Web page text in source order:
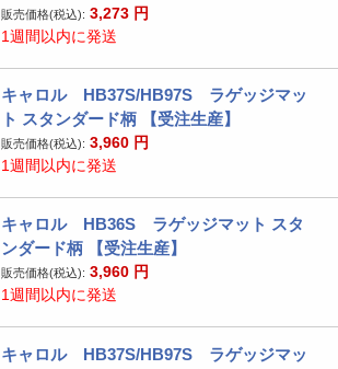
販売価格(税込): 3,273 円
1週間以内に発送
キャロル HB37S/HB97S ラゲッジマッ
ト スタンダード柄 【受注生産】
販売価格(税込): 3,960 円
1週間以内に発送
キャロル HB36S ラゲッジマット スタ
ンダード柄 【受注生産】
販売価格(税込): 3,960 円
1週間以内に発送
キャロル HB37S/HB97S ラゲッジマッ